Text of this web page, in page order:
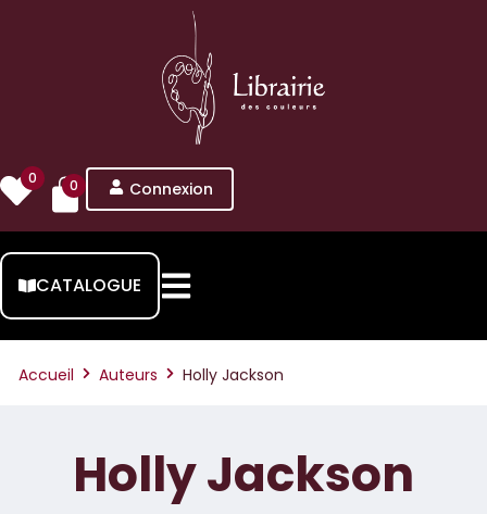
0 0 Connexion
CATALOGUE
Accueil Auteurs Holly Jackson
Holly Jackson